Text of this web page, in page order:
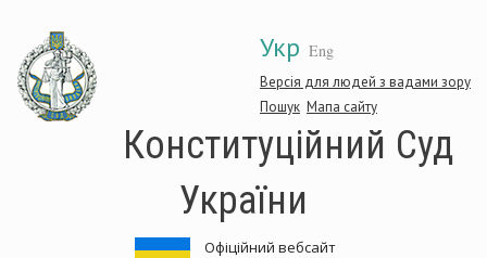
основного
матеріалу
Укр Eng
Версія для людей з вадами зору
Пошук Мапа сайту
Конституційний Суд
України
Офіційний вебсайт